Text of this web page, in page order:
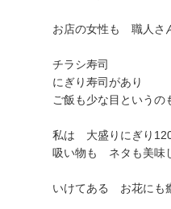
お店の女性も 職人さ
チラシ寿司
にぎり寿司があり
ご飯も少な目というの
私は 大盛りにぎり
吸い物も ネタも美味
いけてある お花にも